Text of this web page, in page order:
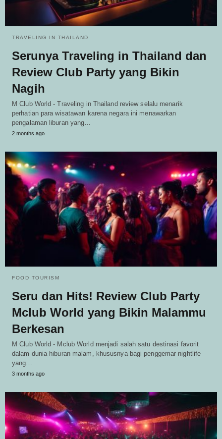
TRAVELING IN THAILAND
Serunya Traveling in Thailand dan
Review Club Party yang Bikin
Nagih
M Club World - Traveling in Thailand review selalu menarik
perhatian para wisatawan karena negara ini menawarkan
pengalaman liburan yang…
2 months ago
FOOD TOURISM
Seru dan Hits! Review Club Party
Mclub World yang Bikin Malammu
Berkesan
M Club World - Mclub World menjadi salah satu destinasi favorit
dalam dunia hiburan malam, khususnya bagi penggemar nightlife
yang…
3 months ago